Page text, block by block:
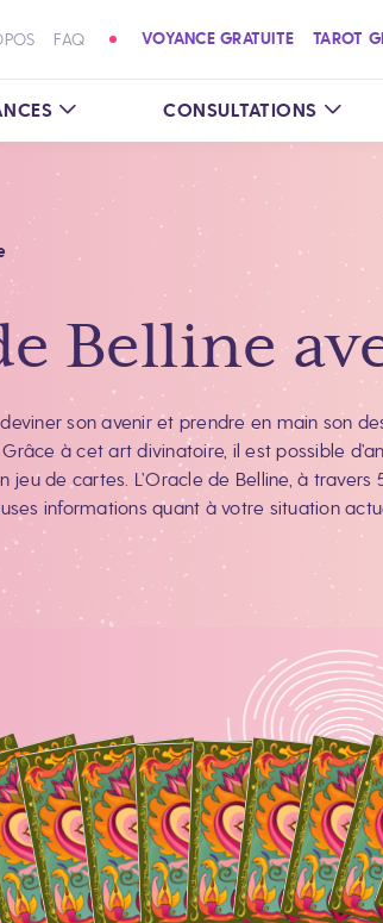
FAQ VOYANCE GRATUITE TAROT
CONSULTATIONS
Belline
son avenir et prendre en main son
à cet art divinatoire, il est possible
jeu de cartes. L’Oracle de Belline, à
informations quant à votre situation